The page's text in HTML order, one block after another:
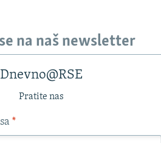
na naš newsletter
Dnevno@RSE
Pratite nas
*